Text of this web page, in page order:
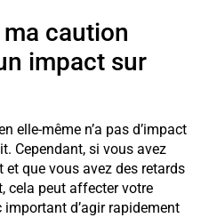
ma caution
impact sur
elle-même n’a pas d’impact
Cependant, si vous avez
et que vous avez des retards
cela peut affecter votre
d’agir rapidement